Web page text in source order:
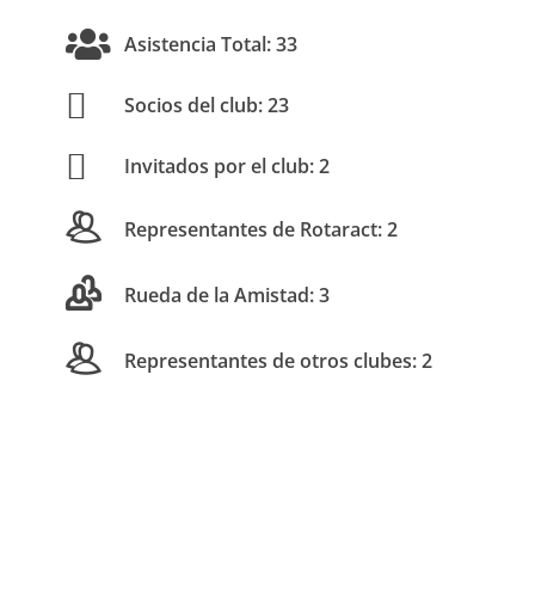
Asistencia Total: 33
Socios del club: 23
Invitados por el club: 2
Representantes de Rotaract: 2
Rueda de la Amistad: 3
Representantes de otros clubes: 2